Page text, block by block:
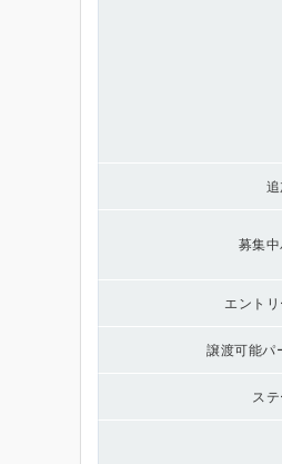
募集中
エント
譲渡可能
ス